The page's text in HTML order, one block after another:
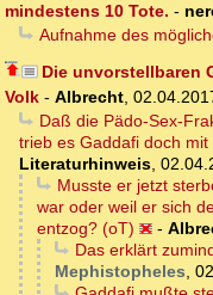
mindestens 10 Tote. -
Aufnahme des
Die unvorstellbaren
Volk - Albrecht,
Daß die Pädo-Sex-
trieb es Gaddafi doch
Literaturhinweis,
Musste er jetzt
war oder weil er sich
entzog? (oT)
-
Das erklärt
Mephistopheles,